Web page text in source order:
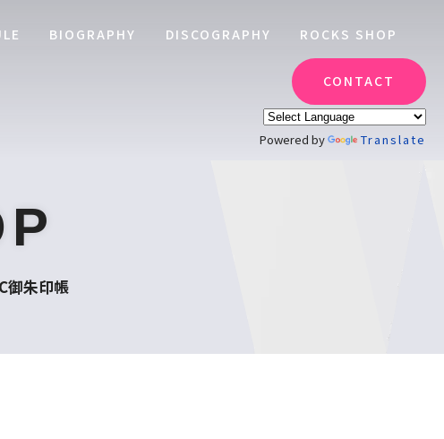
BIOGRAPHY DISCOGRAPHY ROCKS SHOP
CONTACT
Powered by Translate
御朱印帳